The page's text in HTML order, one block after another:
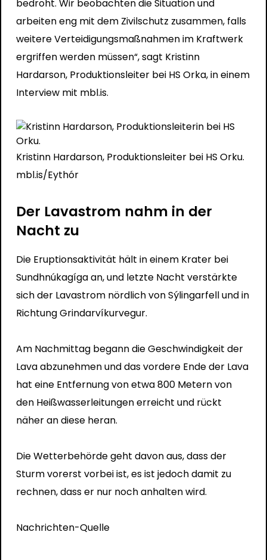
bedroht. Wir beobachten die Situation und
arbeiten eng mit dem Zivilschutz zusammen, falls
weitere Verteidigungsmaßnahmen im Kraftwerk
ergriffen werden müssen“, sagt Kristinn
Hardarson, Produktionsleiter bei HS Orka, in einem
Interview mit mbl.is.
Kristinn Hardarson, Produktionsleiter bei HS Orku.
mbl.is/Eythór
Der Lavastrom nahm in der
Nacht zu
Die Eruptionsaktivität hält in einem Krater bei
Sundhnúkagíga an, und letzte Nacht verstärkte
sich der Lavastrom nördlich von Sýlingarfell und in
Richtung Grindarvíkurvegur.
Am Nachmittag begann die Geschwindigkeit der
Lava abzunehmen und das vordere Ende der Lava
hat eine Entfernung von etwa 800 Metern von
den Heißwasserleitungen erreicht und rückt
näher an diese heran.
Die Wetterbehörde geht davon aus, dass der
Sturm vorerst vorbei ist, es ist jedoch damit zu
rechnen, dass er nur noch anhalten wird.
Nachrichten-Quelle